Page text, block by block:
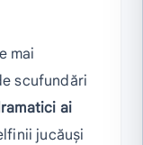
mai
scufundări
ai
jucăuși